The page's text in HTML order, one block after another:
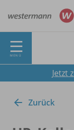
MENÜ
Jetzt
Zurück